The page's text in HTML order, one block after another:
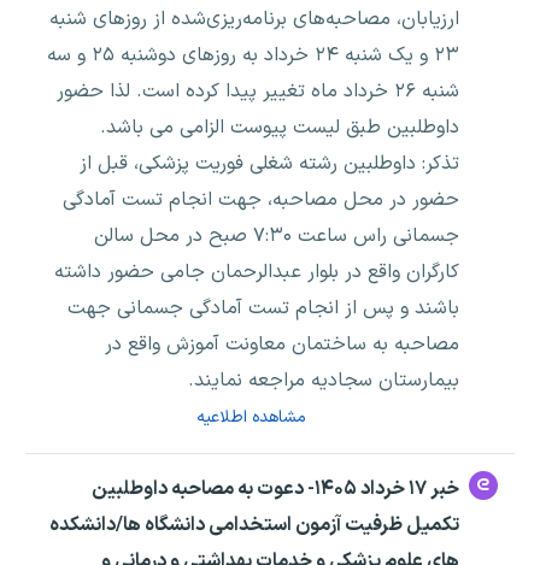
ارزیابان، مصاحبه‌های برنامه‌ریزی‌شده از روزهای شنبه
۲۳ و یک شنبه ۲۴ خرداد به روزهای دوشنبه ۲۵ و سه
شنبه ۲۶ خرداد ماه تغییر پیدا کرده است. لذا حضور
داوطلبین طبق لیست پیوست الزامی می باشد.
تذکر: داوطلبین رشته شغلی فوریت پزشکی، قبل از
حضور در محل مصاحبه، جهت انجام تست آمادگی
جسمانی راس ساعت ۷:۳۰ صبح در محل سالن
کارگران واقع در بلوار عبدالرحمان جامی حضور داشته
باشند و پس از انجام تست آمادگی جسمانی جهت
مصاحبه به ساختمان معاونت آموزش واقع در
بیمارستان سجادیه مراجعه نمایند.
مشاهده اطلاعیه
خبر ۱۷ خرداد ۱۴۰۵- دعوت به مصاحبه داوطلبین
تکمیل ظرفیت آزمون استخدامی دانشگاه ها/دانشکده